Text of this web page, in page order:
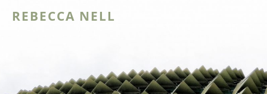
REBECCA NELL